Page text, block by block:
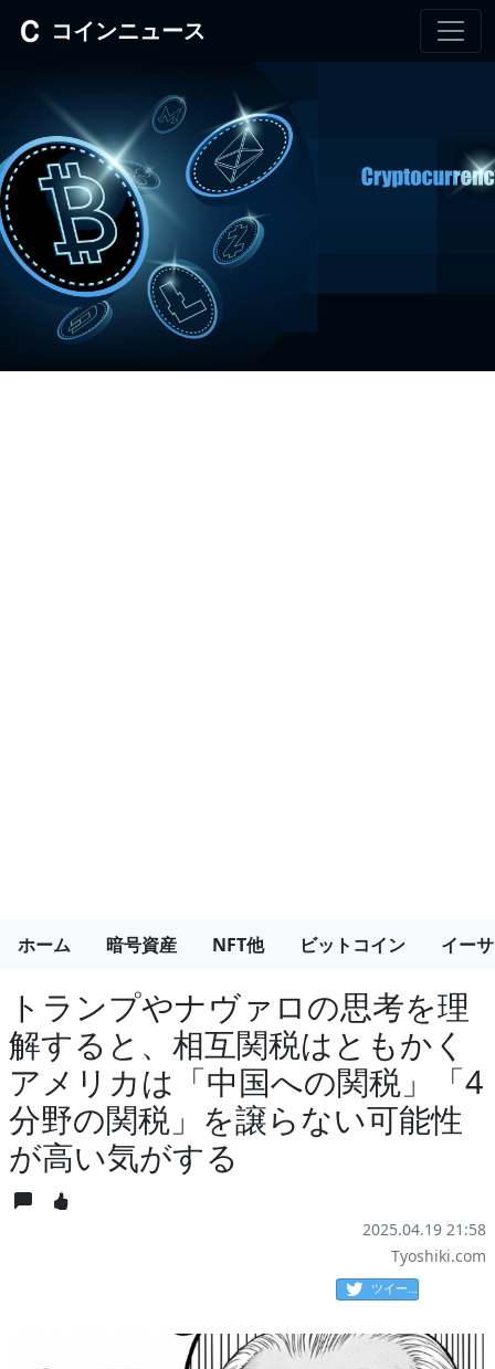
コインニュース
ホーム 暗号資産 NFT他 ビットコイン イー
トランプやナヴァロの思考を理
解すると、相互関税はともかく
アメリカは「中国への関税」「4
分野の関税」を譲らない可能性
が高い気がする
2025.04.19 21:58
Tyoshiki.com
ツイート